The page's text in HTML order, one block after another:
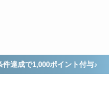
達成で1,000ポイント付与♪